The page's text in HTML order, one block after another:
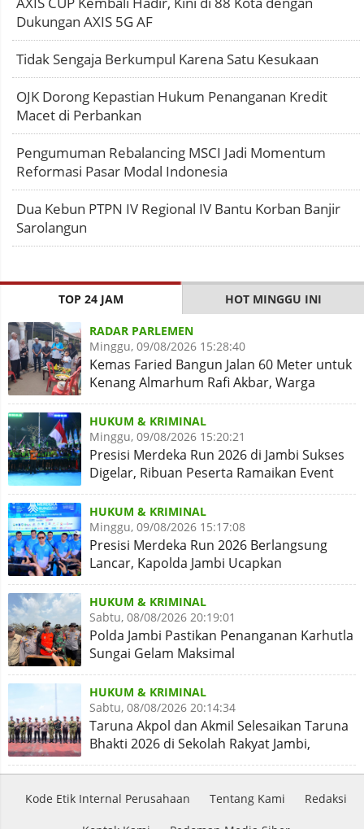
Dukungan AXIS 5G AF
Tidak Sengaja Berkumpul Karena Satu Kesukaan
OJK Dorong Kepastian Hukum Penanganan Kredit
Macet di Perbankan
Pengumuman Rebalancing MSCI Jadi Momentum
Reformasi Pasar Modal Indonesia
Dua Kebun PTPN IV Regional IV Bantu Korban Banjir
Sarolangun
TOP 24 JAM HOT MINGGU INI
RADAR PARLEMEN
Minggu, 09/08/2026 15:28:40
Kemas Faried Bangun Jalan 60 Meter untuk
Kenang Almarhum Rafi Akbar, Warga
Simpang Rimbo Syukuran
HUKUM & KRIMINAL
Minggu, 09/08/2026 15:20:21
Presisi Merdeka Run 2026 di Jambi Sukses
Digelar, Ribuan Peserta Ramaikan Event
Nasional
HUKUM & KRIMINAL
Minggu, 09/08/2026 15:17:08
Presisi Merdeka Run 2026 Berlangsung
Lancar, Kapolda Jambi Ucapkan
Terimakasih dan Apresiasi
HUKUM & KRIMINAL
Sabtu, 08/08/2026 20:19:01
Polda Jambi Pastikan Penanganan Karhutla
Sungai Gelam Maksimal
HUKUM & KRIMINAL
Sabtu, 08/08/2026 20:14:34
Taruna Akpol dan Akmil Selesaikan Taruna
Bhakti 2026 di Sekolah Rakyat Jambi,
Kegiatan Aman Lancar
Kode Etik Internal Perusahaan Tentang Kami Redaksi